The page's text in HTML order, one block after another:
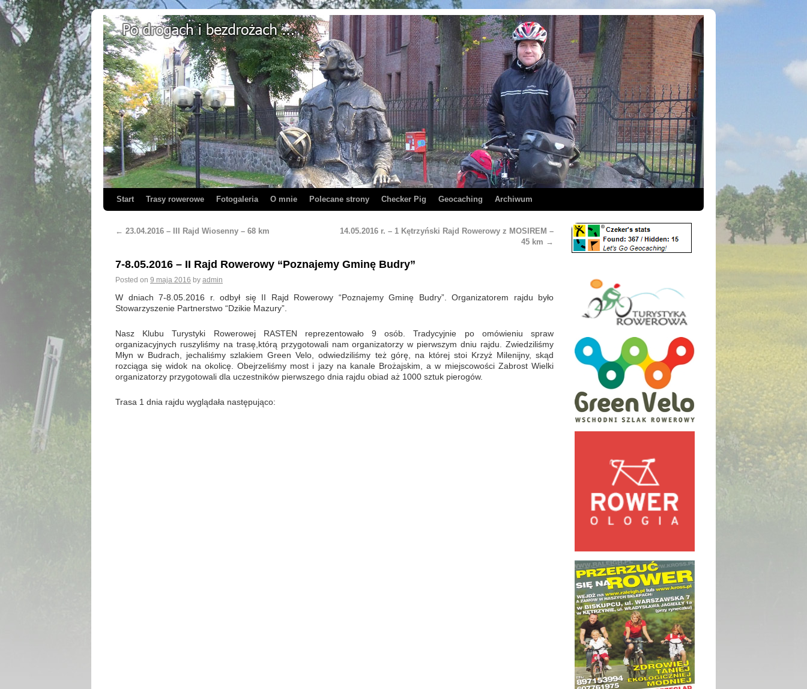
Start Trasy rowerowe Fotogaleria O mnie Polecane strony Checker Pig Geocaching Archiwum
← 23.04.2016 – III Rajd Wiosenny – 68 km
14.05.2016 r. – 1 Kętrzyński Rajd Rowerowy z MOSIREM –
45 km →
7-8.05.2016 – II Rajd Rowerowy “Poznajemy Gminę Budry”
Posted on 9 maja 2016 by admin
W dniach 7-8.05.2016 r. odbył się II Rajd Rowerowy “Poznajemy Gminę Budry”. Organizatorem rajdu było
Stowarzyszenie Partnerstwo “Dzikie Mazury”.
Nasz Klubu Turystyki Rowerowej RASTEN reprezentowało 9 osób. Tradycyjnie po omówieniu spraw
organizacyjnych ruszyliśmy na trasę,którą przygotowali nam organizatorzy w pierwszym dniu rajdu. Zwiedziliśmy
Młyn w Budrach, jechaliśmy szlakiem Green Velo, odwiedziliśmy też górę, na której stoi Krzyż Milenijny, skąd
rozciąga się widok na okolicę. Obejrzeliśmy most i jazy na kanale Brożajskim, a w miejscowości Zabrost Wielki
organizatorzy przygotowali dla uczestników pierwszego dnia rajdu obiad aż 1000 sztuk pierogów.
Trasa 1 dnia rajdu wyglądała następująco: